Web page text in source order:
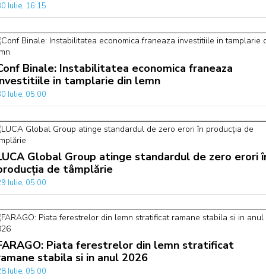
Iulie, 16:15
Binale: Instabilitatea economica franeaza
in tamplarie din lemn
Iulie, 05:00
Global Group atinge standardul de zero erori
de tâmplărie
Iulie, 05:00
Piata ferestrelor din lemn stratificat
stabila si in anul 2026
Iulie, 05:00